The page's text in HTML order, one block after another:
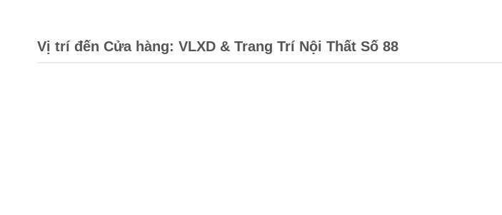
Vị trí đến Cửa hàng: VLXD & Trang Trí Nội Thất Số 88